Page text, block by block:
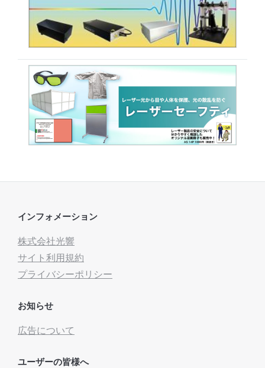
インフォメーション
株式会社光響
サイト利用規約
プライバシーポリシー
お知らせ
広告について
ユーザーの皆様へ